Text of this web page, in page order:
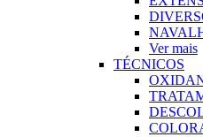
Ver mais
TÉCNICOS